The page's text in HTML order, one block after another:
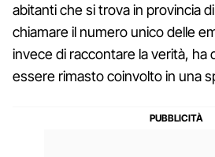
abitanti che si trova in provincia
chiamare il numero unico delle
invece di raccontare la verità, ha
essere rimasto coinvolto in una